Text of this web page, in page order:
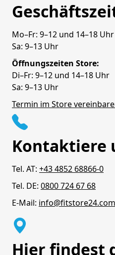
Mo–Fr: 9–12 und 14–18 Uhr
Sa: 9–13 Uhr
Öffnungszeiten Store:
Di–Fr: 9–12 und 14–18 Uhr
Sa: 9–13 Uhr
Termin im Store
Kontaktiere
Tel. AT: +43 4852 68866-0
Tel. DE: 0800 724 67 68
E-Mail: info@fitstore24.com
Hier findest